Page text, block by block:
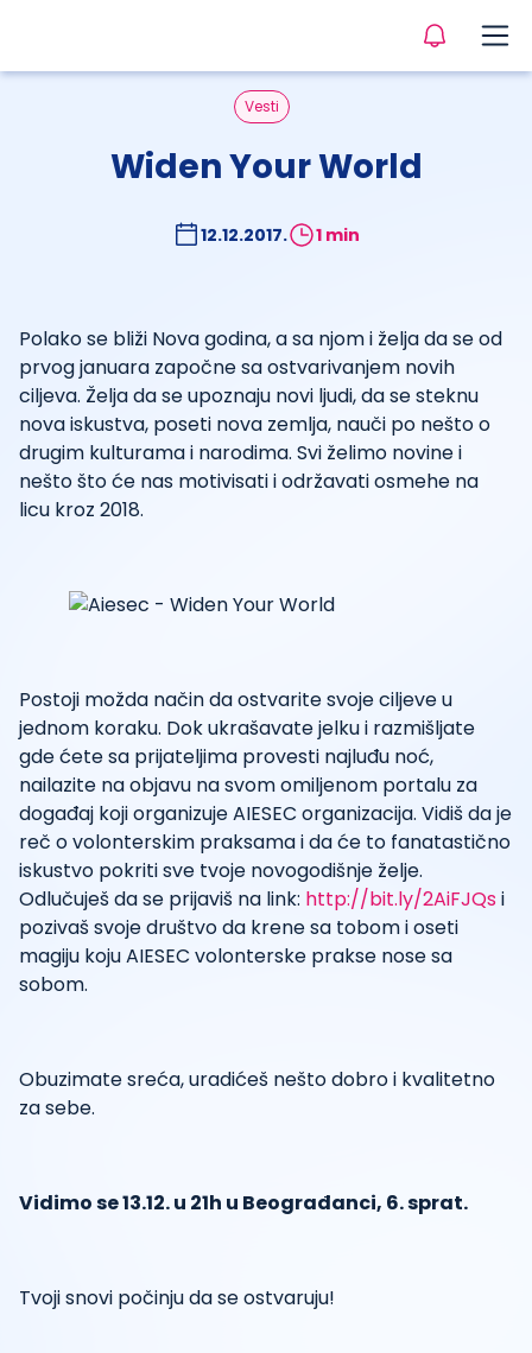
Vesti
Widen Your World
12.12.2017. 1 min
Polako se bliži Nova godina, a sa njom i želja da se od
prvog januara započne sa ostvarivanjem novih
ciljeva. Želja da se upoznaju novi ljudi, da se steknu
nova iskustva, poseti nova zemlja, nauči po nešto o
drugim kulturama i narodima. Svi želimo novine i
nešto što će nas motivisati i održavati osmehe na
licu kroz 2018.
Postoji možda način da ostvarite svoje ciljeve u
jednom koraku. Dok ukrašavate jelku i razmišljate
gde ćete sa prijateljima provesti najluđu noć,
nailazite na objavu na svom omiljenom portalu za
događaj koji organizuje AIESEC organizacija. Vidiš da je
reč o volonterskim praksama i da će to fanatastično
iskustvo pokriti sve tvoje novogodišnje želje.
Odlučuješ da se prijaviš na link: http://bit.ly/2AiFJQs i
pozivaš svoje društvo da krene sa tobom i oseti
magiju koju AIESEC volonterske prakse nose sa
sobom.
Obuzimate sreća, uradićeš nešto dobro i kvalitetno
za sebe.
Vidimo se 13.12. u 21h u Beograđanci, 6. sprat.
Tvoji snovi počinju da se ostvaruju!